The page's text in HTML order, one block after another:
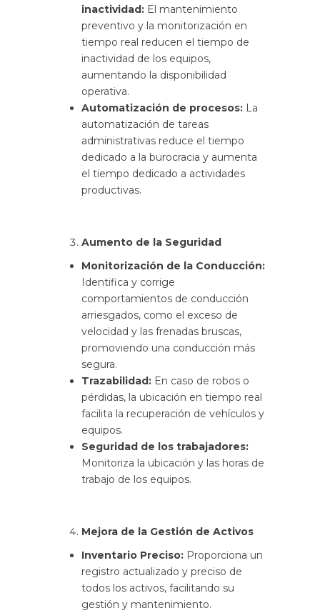
inactividad: El mantenimiento
preventivo y la monitorización en
tiempo real reducen el tiempo de
inactividad de los equipos,
aumentando la disponibilidad
operativa.
Automatización de procesos: La
automatización de tareas
administrativas reduce el tiempo
dedicado a la burocracia y aumenta
el tiempo dedicado a actividades
productivas.
Aumento de la Seguridad
Monitorización de la Conducción:
Identifica y corrige
comportamientos de conducción
arriesgados, como el exceso de
velocidad y las frenadas bruscas,
promoviendo una conducción más
segura.
Trazabilidad: En caso de robos o
pérdidas, la ubicación en tiempo real
facilita la recuperación de vehículos y
equipos.
Seguridad de los trabajadores:
Monitoriza la ubicación y las horas de
trabajo de los equipos.
Mejora de la Gestión de Activos
Inventario Preciso: Proporciona un
registro actualizado y preciso de
todos los activos, facilitando su
gestión y mantenimiento.